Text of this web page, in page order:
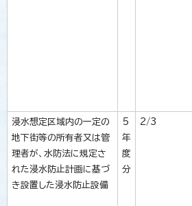
浸水想定区域内の一定の
地下街等の所有者又は管
理者が、水防法に規定さ
れた浸水防止計画に基づ
き設置した浸水防止設備
5
年
度
分
2/3